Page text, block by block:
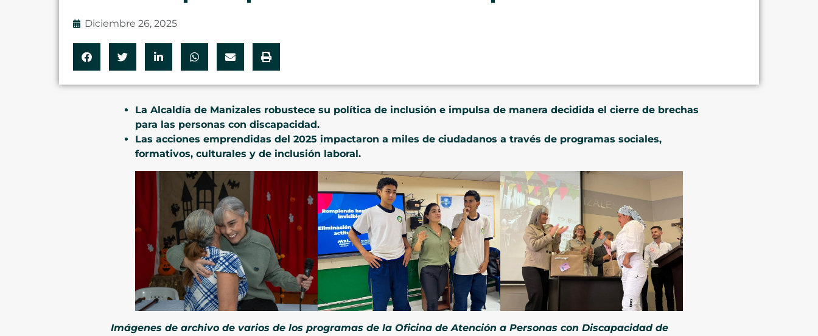
Diciembre 26, 2025
La Alcaldía de Manizales robustece su política de inclusión e impulsa de manera decidida el cierre de brechas
para las personas con discapacidad.
Las acciones emprendidas del 2025 impactaron a miles de ciudadanos a través de programas sociales,
formativos, culturales y de inclusión laboral.
Imágenes de archivo de varios de los programas de la Oficina de Atención a Personas con Discapacidad de